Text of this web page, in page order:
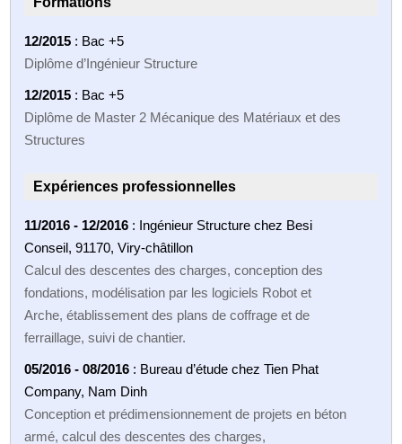
12/2015 : Bac +5
Diplôme d’Ingénieur Structure
12/2015 : Bac +5
Diplôme de Master 2 Mécanique des Matériaux et des
Structures
Expériences professionnelles
11/2016 - 12/2016 : Ingénieur Structure chez Besi
Conseil, 91170, Viry-châtillon
Calcul des descentes des charges, conception des
fondations, modélisation par les logiciels Robot et
Arche, établissement des plans de coffrage et de
ferraillage, suivi de chantier.
05/2016 - 08/2016 : Bureau d’étude chez Tien Phat
Company, Nam Dinh
Conception et prédimensionnement de projets en béton
armé, calcul des descentes des charges,